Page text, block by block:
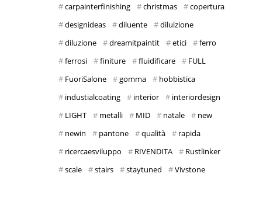
carpainterfinishing
christmas
copertura
designideas
diluente
diluizione
diluzione
dreamitpaintit etici
ferro
ferrosi
finiture fluidificare
FULL
FuoriSalone
gomma
hobbistica
industialcoating
interior
interiordesign
LIGHT
metalli MID natale
new
newin
pantone qualità
rapida
ricercaesviluppo
RIVENDITA
Rustlinker
scale
stairs staytuned Vivstone